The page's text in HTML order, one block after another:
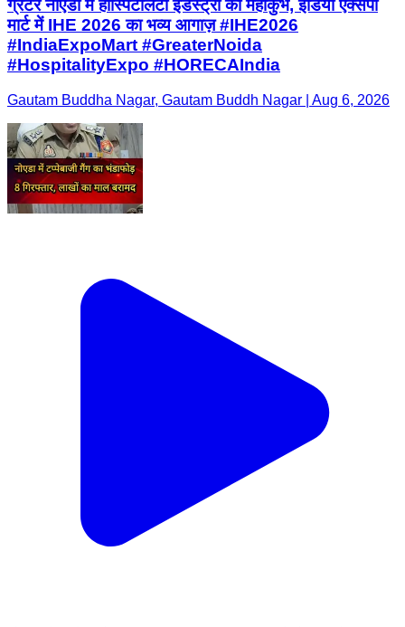
ग्रेटर नोएडा में हॉस्पिटैलिटी इंडस्ट्री का महाकुंभ, इंडिया एक्सपो
मार्ट में IHE 2026 का भव्य आगाज़ #IHE2026
#IndiaExpoMart #GreaterNoida
#HospitalityExpo #HORECAIndia
Gautam Buddha Nagar, Gautam Buddh Nagar | Aug 6, 2026